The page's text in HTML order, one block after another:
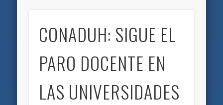
CONADUH: SIGUE EL
PARO DOCENTE EN
LAS UNIVERSIDADES